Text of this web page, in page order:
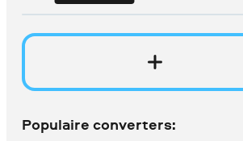
Populaire converters: